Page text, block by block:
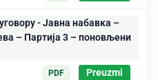
- Јавна набавка –
– Партија 3 – поновљени
PDF Preuzmi